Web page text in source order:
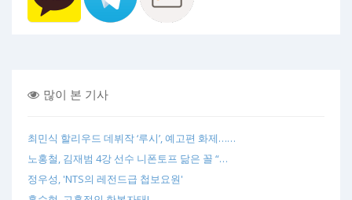
많이 본 기사
최민식 할리우드 데뷔작 ‘루시’, 예고편 화제……
노홍철, 김재범 4강 선수 니폰토프 닮은 꼴 “…
정우성, 'NTS의 레전드급 첩보요원'